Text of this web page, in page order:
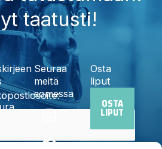
taatusti!
Seuraa
meitä
somessa
I
s
F
c
X
t
Y
u
T
k
Osta
liput
OSTA
LIPUT